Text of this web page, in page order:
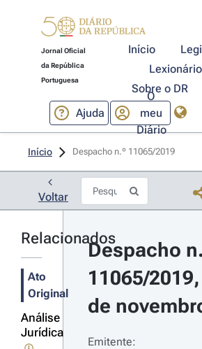
Jornal Oficial
da República
Portuguesa
Início
Lexionário
Sobre o DR
Ajuda
O
meu
Diário
Início Despacho n.º 11065/2019
Voltar
Relacionados
Ato
Original
Análise
Jurídica
Despacho
11065/
de
Emitente: